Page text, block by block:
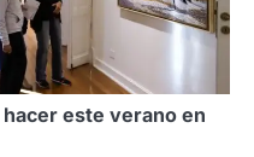
este verano en